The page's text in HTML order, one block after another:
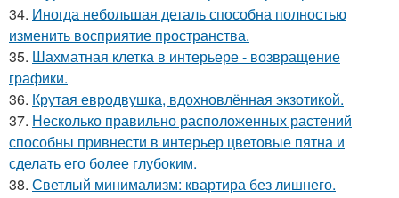
34. Иногда небольшая деталь способна полностью
изменить восприятие пространства.
35. Шахматная клетка в интерьере - возвращение
графики.
36. Крутая евродвушка, вдохновлённая экзотикой.
37. Несколько правильно расположенных растений
способны привнести в интерьер цветовые пятна и
сделать его более глубоким.
38. Светлый минимализм: квартира без лишнего.